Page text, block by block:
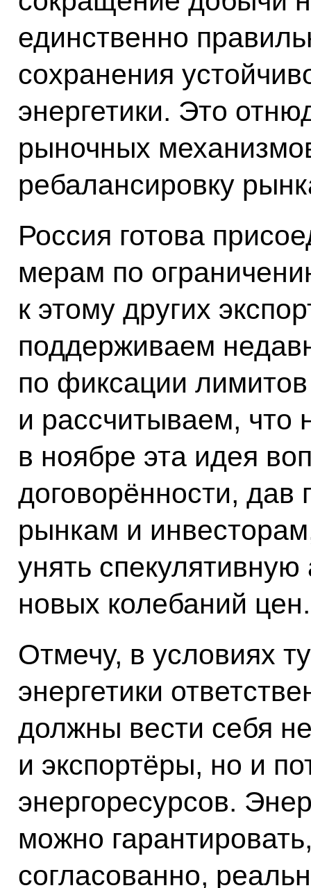
единственно
сохранения
энергетики. Это
рыночных
ребалансировку
Россия готова
мерам по
к этому других
поддерживаем
по фиксации
и рассчитываем,
в ноябре эта идея
договорённости, дав
рынкам и
унять спекулятивную
новых колебаний цен.
Отмечу, в условиях
энергетики
должны вести себя
и экспортёры, но и
энергоресурсов.
можно
согласованно,